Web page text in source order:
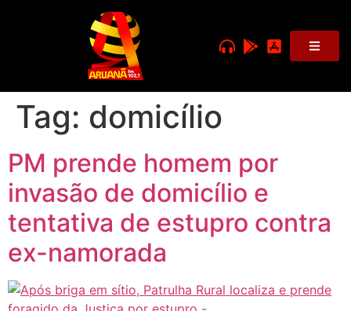
Tag: domicílio
PM prende homem por
invasão de domicílio e
tentativa de estupro contra
ex-namorada